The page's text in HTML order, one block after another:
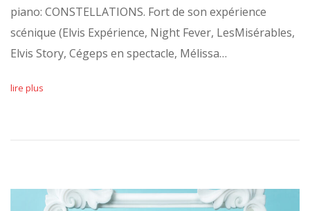
piano: CONSTELLATIONS. Fort de son expérience
scénique (Elvis Expérience, Night Fever, LesMisérables,
Elvis Story, Cégeps en spectacle, Mélissa…
lire plus